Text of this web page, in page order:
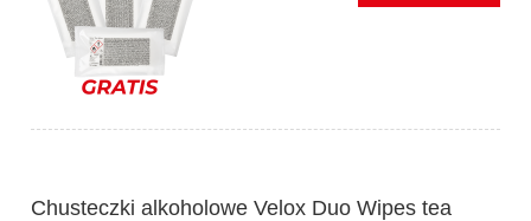
Chusteczki alkoholowe Velox Duo Wipes tea